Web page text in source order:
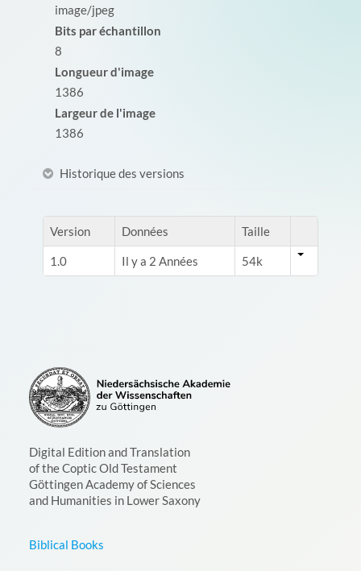
image/jpeg
Bits par échantillon
8
Longueur d'image
1386
Largeur de l'image
1386
Historique des versions
Version Données Taille
1.0 Il y a 2 Années 54k
Digital Edition and Translation
of the Coptic Old Testament
Göttingen Academy of Sciences
and Humanities in Lower Saxony
Biblical Books